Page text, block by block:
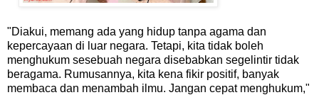
"Diakui, memang ada yang hidup tanpa agama dan
kepercayaan di luar negara. Tetapi, kita tidak boleh
menghukum sesebuah negara disebabkan segelintir tidak
beragama. Rumusannya, kita kena fikir positif, banyak
membaca dan menambah ilmu. Jangan cepat menghukum,"